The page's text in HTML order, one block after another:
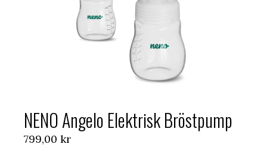
NENO Angelo Elektrisk Bröstpump
799,00 kr